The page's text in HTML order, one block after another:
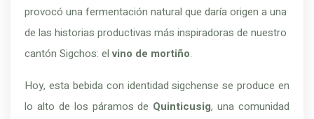
provocó una fermentación natural que daría origen a una
de las historias productivas más inspiradoras de nuestro
cantón Sigchos: elvino de mortiño.
Hoy, esta bebida con identidad sigchense se produce en
lo alto de los páramos de Quinticusig, una comunidad